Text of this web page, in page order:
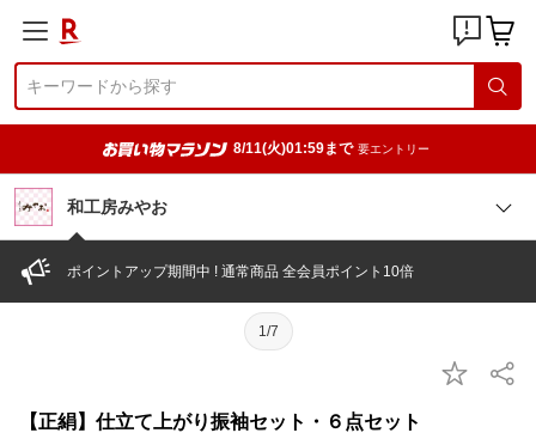
8/11(火)01:59まで 要エントリー
和工房みやお
ポイントアップ期間中 ! 通常商品 全会員ポイント10倍
1/7
【正絹】仕立て上がり振袖セット・６点セット